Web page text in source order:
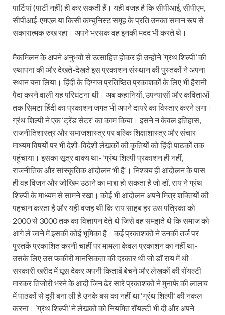
पार्टियां (पार्टी नहीं) ही कर सकती हैं। यही वजह है कि सीपीआई, सीपीएम,
सीपीआई-एमएल या किसी कम्युनिस्ट समूह के प्रति उनका समान रूप से
सकारात्मक रुख रहा। अपने भरसक वह इनकी मदद भी करते थे।
मैकमिलन के अपने अनुभवों से उत्साहित होकर ही उन्होंने ‘ग्रंथ शिल्पी’ की
स्थापना की और देखते-देखते इस प्रकाशन संस्थान की पुस्तकों ने अपना
स्थान बना लिया। हिंदी के दिग्गज प्रतिष्ठित प्रकाशकों के लिए भी हैरानी
पैदा करने वाली यह परिघटना थी। अब कहानियों, उपन्यासों और कविताओं
तक सिमटा हिंदी का प्रकाशन जगत भी अपने दायरे का विस्तार करने लगा।
ग्रंथ शिल्पी ने एक ‘ट्रेंड सेटर’ का काम किया। इसने न केवल इतिहास,
राजनीतिशास्त्र और समाजशास्त्र पर बल्कि शिक्षाशास्त्र और संचार
माध्यम विषयों पर भी देशी-विदेशी लेखकों की कृतियों को हिंदी पाठकों तक
पहुंचाया। इसका सूत्र वाक्य था- ‘ग्रंथ शिल्पी प्रकाशन ही नहीं,
राजनीतिक और सांस्कृतिक आंदोलन भी है’। निश्चय ही आंदोलन के पास
ही वह विजन और जोखिम उठाने का माद्दा हो सकता है जो डॉ. राय ने ग्रंथ
शिल्पी के माध्यम से सामने रखा। कोई भी आंदोलन अपने मित्र शक्तियों की
पहचान करता है और यही वजह थी कि राय साहब हर उस पत्रिका को
2000 से 3000 तक का विज्ञापन देते थे जिसे वह समझते थे कि समाज को
आगे ले जाने में इसकी कोई भूमिका है। कई प्रकाशकों ने उनकी तर्ज पर
पुस्तकें प्रकाशित करनी चाहीं पर मामला केवल प्रकाशन का नहीं था-
उसके लिए उस फकीरी मानसिकता की दरकार थी जो डॉ राय में थी।
सरकारी खरीद में घूस देकर अपनी किताबें बेचने और लेखकों की रॉयल्टी
मारकर तिजोरी भरने के आदी जिन ढेर सारे प्रकाशकों ने मुनाफे की लालच
में पाठकों से दूरी बना ली है उनके बस का नहीं था ‘ग्रंथ शिल्पी’ की नकल
करना। ‘ग्रंथ शिल्पी’ ने लेखकों को नियमित रॉयल्टी भी दी और अपने